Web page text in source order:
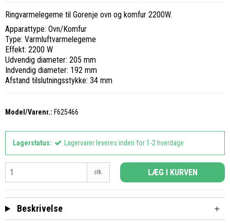
Ringvarmelegeme til Gorenje ovn og komfur 2200W.
Apparattype: Ovn/Komfur
Type: Varmluftvarmelegeme
Effekt: 2200 W
Udvendig diameter: 205 mm
Indvendig diameter: 192 mm
Afstand tilslutningsstykke: 34 mm
Model/Varenr.: F625466
Lagerstatus: Lagervarer leveres inden for 1-2 hverdage
stk. LÆG I KURVEN
Beskrivelse